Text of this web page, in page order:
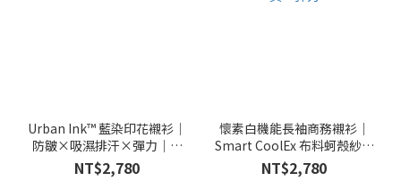
Urban Ink™ 藍染印花襯衫│
防皺×吸濕排汗×彈力｜貨
號：MST_25001
NT$2,780
懷素白機能長袖商務襯衫｜
Smart CoolEx 布料蚵殼紗｜
冬暖夏涼、吸濕排汗、防
皺、除臭、彈力
NT$2,780